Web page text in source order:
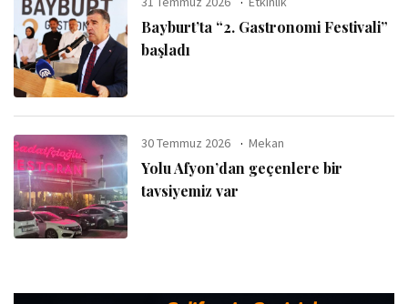
Bayburt’ta “2. Gastronomi Festivali”
başladı
30 Temmuz 2026 Mekan
Yolu Afyon’dan geçenlere bir
tavsiyemiz var